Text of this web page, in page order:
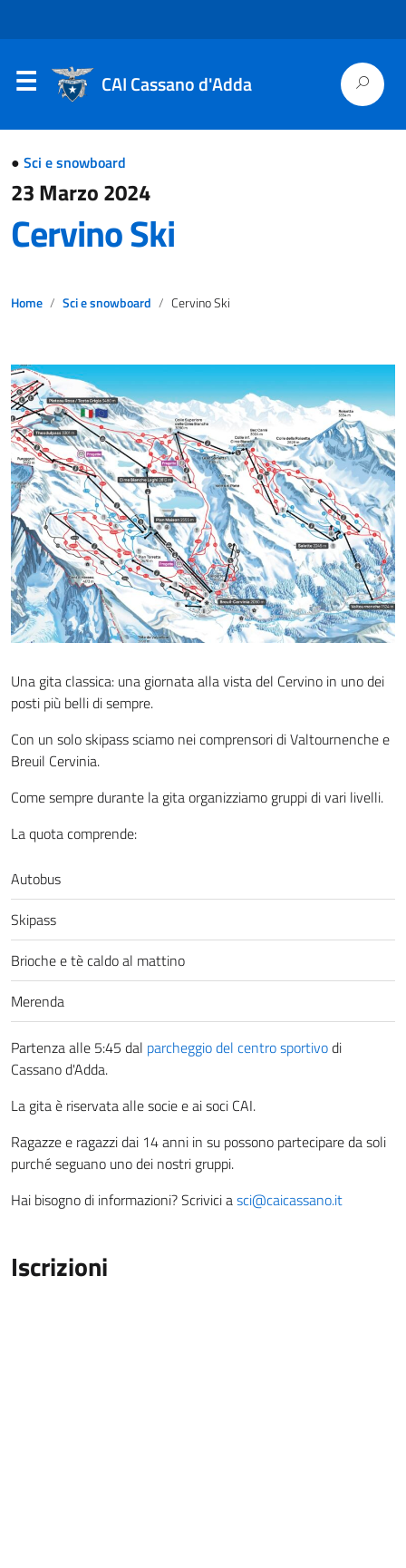
CAI Cassano d'Adda
● Sci e snowboard
23 Marzo 2024
Cervino Ski
Home Sci e snowboard Cervino Ski
Una gita classica: una giornata alla vista del Cervino in uno dei
posti più belli di sempre.
Con un solo skipass sciamo nei comprensori di Valtournenche e
Breuil Cervinia.
Come sempre durante la gita organizziamo gruppi di vari livelli.
La quota comprende:
Autobus
Skipass
Brioche e tè caldo al mattino
Merenda
Partenza alle 5:45 dal parcheggio del centro sportivodi
Cassano d'Adda.
La gita è riservata alle socie e ai soci CAI.
Ragazze e ragazzi dai 14 anni in su possono partecipare da soli
purché seguano uno dei nostri gruppi.
Hai bisogno di informazioni? Scrivici asci@caicassano.it
Iscrizioni